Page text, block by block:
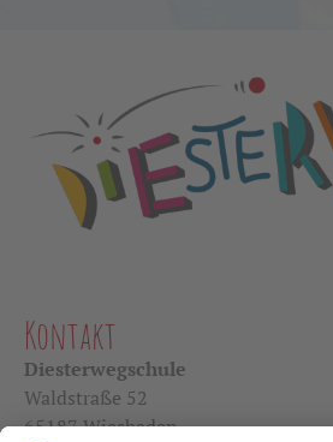
Kontakt
Diesterwegschule
Waldstraße 52
65187 Wiesbaden